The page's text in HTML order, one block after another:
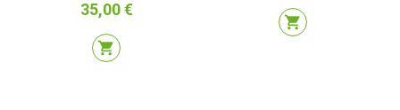
Precio
35,00 €
shopping_cart
shopping_cart